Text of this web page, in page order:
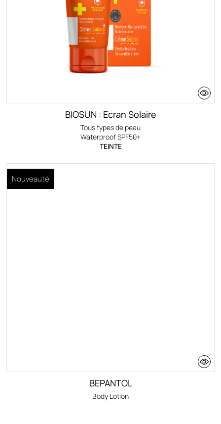
BIOSUN : Ecran Solaire
Tous types de peau
Waterproof SPF50+
TEINTE
Nouveauté
BEPANTOL
Body Lotion